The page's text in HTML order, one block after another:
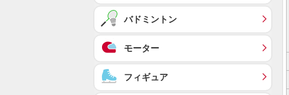
バドミントン
モーター
フィギュア